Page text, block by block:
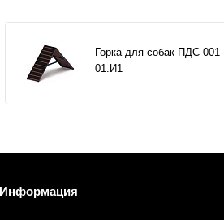
Горка для собак ПДС 001-
01.И1
Информация